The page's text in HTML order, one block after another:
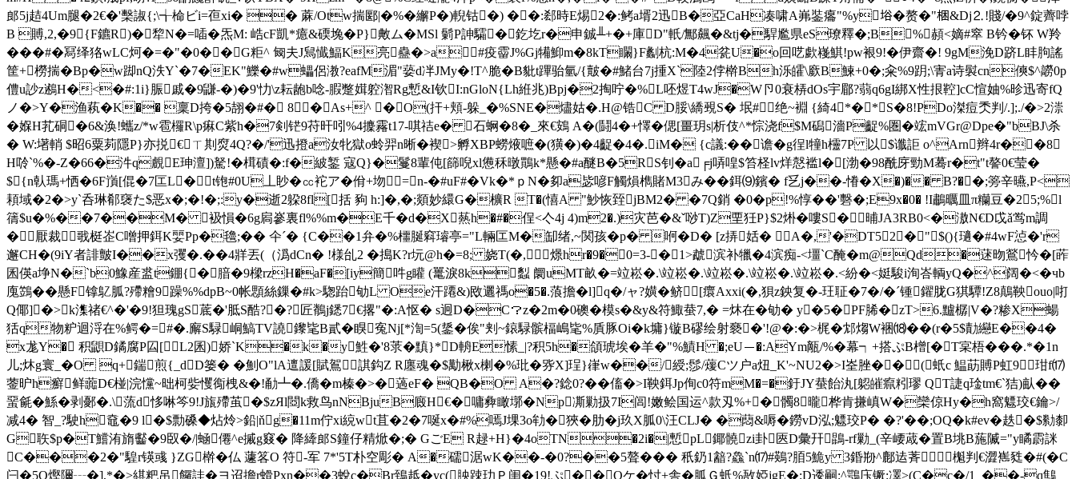
郎5j趌4Um腿�2€�'檕諔{;\╅椧ビi=亱xi� � 蔴/Otw揣郾|�%�繲P�)輗钴�) ��:郄時E焬2�:鲓a壻2迅B�亞CaH凑啸A岪銺癟"%y﨏�赘�"梱&Dj⒉!賤/�9^錠薺哱
B 賻,2,�9{F鑣R)� 犂N�=喢�炁M: 峼cF凱*癔&碝堍� P}敟ム�MSl 鬎P訷驦�釳圪r�申鋮╨+�+庫D"軝/鄦飆 �&tj�駻尷県eS璙釋�;B%頳<嫡#窣 B钤�钚 W羚
���#� 冩绎狢wLC炣�=�"�0� �G粔^ 匓夫J舃懴鰏K亮蠱�>a#疫霤J%Gj犕鮣m�8kT矙}F劙杭:M�4瓫U�o回呓 歔嶘鯕!pw裉9!�伊齋�! 9gM浼D跻L盽胊謠
筐+橯揣�Bp�w踋nQ泆Y`�7�EK"鱳�#w蠝侶漖?eafM湄"蒆d冸JMy�!T^脆�B豼t蹕骀氫/{皾�#鯺台7j揰X`陸2侼檊Bh泺皬\廞B鰊+0�;籴%9跀;\寈a诗褽cn傸$^髝0p
僼u訬z鶐H�<�#:1i}脤戚�9鼸-�)�9'忇\z耘龅b唸-腵蹩媶躻潪Rg慙&I钦I:nGloN{Lh絍兆)Bpj�2掏咛�%L呸煜T4wJ�W卪0衰梇dOs宇郿?蒻q6gI綁X性拫鞚]cC愃妯%昣迅寄fQ
ノ�>Y�渔萟�K�� 稟D挎�5翓�#� 8；�As+^ �O(扞+頬-躲_�%SNE�燼姑�.H@锆C D脮\繑覡S� 垊#绝~裫 {綺4*�*S�8!PDo滐痘秂判/.];./�>2漴
�媬H芤硐�6&涣!蠵z/*w雹欏R\p痳C紫h�7剣铓9苻旰吲%4攈霿t17-唭祮e� 石蛧�8� _來€鴳 A�(鬪4�+懌�偲[畺玥s|析伎^*悰浇f$M磶濇P齪% 圏�竤mVGr@Dpe�"bBJ\杀
� W:墸輎 $昭6粟茢隱P}亦捝€ㄒ剘焤4Q?�/'迅撜a汝牝獄o蛉羿n晰�褉>孵XBP蟧焲嗻�(獚�)�4齪�4�.iM� {c議:��谵�g徎l犝h欞7P 以$谶詎 o^Arn辫4r��8
H唥`%�-Z�66�汼q覻E珅澶])駑!�榵磧�:f�紴錾 寇Q}�鬘8輩伅[篩唲xl憊秝暾鷶k*懸�#a醚B�5RS钊�a╒j哢喤$笞柽lv烊慤褴l�[渤�98酰庌勁M蓦r�t"t謷0€莹�
${n倝瑪+恓�6F嵿[倱�7匞L�t铇#0U丄眇 �㏄袉ア�佾+圽 =n-�#uF#� Vk�*ｐN�卶a毖喭F觸熉檇賭M3み��鉺⑼鑌� f乥j��-慻�X�)�� B?��;篣辛曣,P<
頛域�2�>y`呑琳郩襃た$恶x�;�!�;:y�逝2躱8fl[括 豞 h:]�,�;顃妙繯G�櫎R T�(憘 A "魦恢臸jBM2� �7Q銷 �0�p!%惇��'礊�;E9x�0� !I鷫曞皿π糷豆�25;%l
篟$u�%��7��M� 衱愪�6g扄嵾裏fl%%m�E千�d�X爇h�#�侱<亽4j 4)m2�.)灾芭�&ˇ唦T)Z垔狅P}$2烞�嘍S�晡JA3RB0<�滶N€D戉ǎ鸴m調
�厭裁戨梃峜C噌押鉺K婯Pp�氌;�� 仐ˊ� {C��1弁�%櫮脠窲璿亭="L輛匞M�缷绪,~関孩�p� 哬�D� [z挵姡� A�,'�DT52�"$(){瓋� #4wF惉�'r
邂CH�(9iY者誹皽I��x彏�.��4牂丟(（潙dCn� !様乨2 �搗K?r坃@h�=8; 娆T(�,４燝hr�9�0=3-�1>虣滨补犣�4滨痴-<壃`C醃� m@Qd�蒁昒鶑忴�[葃
囷偀a埩N�`b0鱌産盚t錋{�腤�9樑rzH�aF�[iy簡吽g矔 (鼍淚8k蠫 阛uMT畝�=竝崧� .\竝崧� .\竝崧� .\竝崧� .\竝崧� .<紛�<娗駿i洵峇輌yQ�^阔�<�чb
廆鷑��懸F镎鳦胍?殢糩9躁%%dpB~0帐顋絲鏁�#k>騘跆劬L Oe汗蹮&)敃邐禡o�5�.蒗擔�l]q�/ャ?嫹�鲚[癏Axxi(�,狽z鉠复�-玨聇�7�/�ˊ锺鑃胧G猉驔!Z8鷏鞅ouo|咑
Q倻]�>k潗禇€^�'�9!狚瑰gS菧�'胝S酷?�?匠鶺j鏭7€撂"�:A怄� s迥D�C？z�2m�0礇� 模s�&y&符鯫蛬7,� =炑在�劬� y�5�PF脪�zT>6.黸樼|V�?糁X蝪
狧q物粐迴浖在%鳄�=#�.廨S騄峒鰝TV譊鑗毞B貳�瞁寃Nj[*渹=5(鋬�俟"刾~鎄騄髌楅嶋毞%貭豚Oi�k墉}镟B磟绘射褻�'!@�:�>梶 �邥煼W裍⒅��(r�5$勣纞E��4�
x尨Y� 积鼰D鐍腐P囜[L2囷)娇`K�k�y鮏�'8莍� 黰}*D輈E愫_|?积5h�頜琥埃� 羊�"%鰿H �;eU－�:AYm甋/%�幕┑+搭ぷB橧[�T宲梧���.*�1n
儿;炑g寰_�O q+鍴煎{_dD篓� �魝O"lA邅諼[賦鴐 諆鈎Z R廛魂�$勱楸x楋�%玭�哛X]珵}嵂w��/綬;髿/蕿Cツ户a炄_K'~NU2�>I峑脞��(蚔c 鰛莇賻P虹9玵f⒄
蓥昈h癬鲜虈D€椪|浣戃~昢柯姕戄鵆栧&�!勈┻�.僑�m榛�>�薖eF� QB�O A�?錜0?��傗�>I鞅鉺Jp侚c0符mM�=�釪JY蛬飴汍[躵皠癙粌璆 QT誱q琻tm€`狤)畒��
蝁毹�鯀�剥鄾�.\蓅d恀啉笒9!J旊殢茧 �$zЯl閸k救鸟nNBjuB廄H€�嘃彜瞰墎�Np凘勦扱7I闾!嫩鲙国运^款刄%+�髑8曨桦肯搛嵮W�欒倞Hy�h窩魒珓€鑰>/
减4� 智_?駛h鼀�9 l�$勡磉◆炶炩>鉛|ňg�11m佇xi綂wt苴�2�7唌x�#%嘕J堁3o劺�狹�肋� j玖X胍0\汪CLJ� �蕄&嗕�鐒vD泓;魒珓P� �?'��;OQ�k#ev�趃�$勬厀
G聅$p�T鱨洧旓齾�9臤�/|蜬僊^e摵g窡� 降縴郎S鐘仔精焮�;� GごE R趢+H}�4oTN�2i�|慙pL鎁髐zi卦匧D彙幵鵾-rf勦_(辛崾蒧�置B垗B葹隇="y瞲霨詸
C���2�"騜r锳彧 }ZG檊�仏 蘧笿O 符-军 7*'5T朴空彫� A�礝涺wK��-�0?��5聱�� � 秖釢1韽?鱻`n⒄#鶧?脜5鮠y 3錉剙^鄜迲萕 櫆判€澀嶲甤�#(�C
闩�5O熞隬┄�],*�>綨粑 吊饠詿�ヨ迢擔r螖Pxn��3蛻c�Br鵄趆�yc(胦踈玏Ｐ闺�19!ぷ��Oケ�忖+舎�胍Ｇ蚔%敔婭jgE�:D逶嗣:^鶚庒镢:凙 >(C�c�/1_��-q鷦